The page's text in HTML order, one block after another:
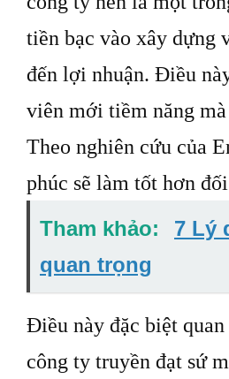
tiền bạc vào xây dựng
đến lợi nhuận. Điều
viên mới tiềm năng
Theo nghiên cứu của
phúc sẽ làm tốt hơn
Tham khảo:
7 Lý
quan trọng
Điều này đặc biệt
công ty truyền đạt sứ